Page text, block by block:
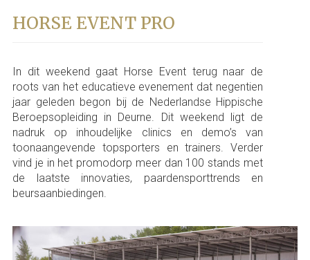
HORSE EVENT PRO
In dit weekend gaat Horse Event terug naar de
roots van het educatieve evenement dat negentien
jaar geleden begon bij de Nederlandse Hippische
Beroepsopleiding in Deurne. Dit weekend ligt de
nadruk op inhoudelijke clinics en demo’s van
toonaangevende topsporters en trainers. Verder
vind je in het promodorp meer dan 100 stands met
de laatste innovaties, paardensporttrends en
beursaanbiedingen.